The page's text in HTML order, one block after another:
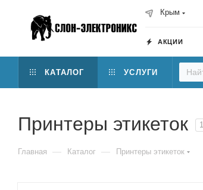
Крым
АКЦИИ
КАТАЛОГ УСЛУГИ
Принтеры этикеток
Главная — Каталог — Принтеры этикеток